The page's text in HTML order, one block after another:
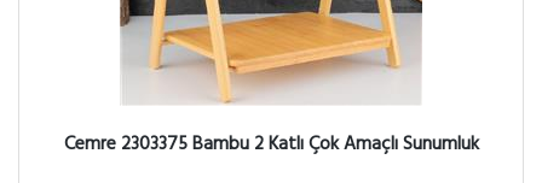
Cemre 2303375 Bambu 2 Katlı Çok Amaçlı Sunumluk